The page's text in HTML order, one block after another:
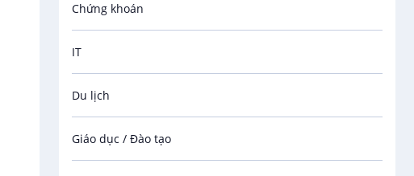
Chứng khoán
IT
Du lịch
Giáo dục / Đào tạo